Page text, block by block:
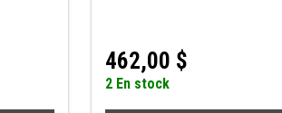
462,00 $
2 En stock